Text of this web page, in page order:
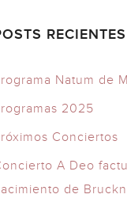
RECIENTES
Natum de
2025
Conciertos
A Deo
de